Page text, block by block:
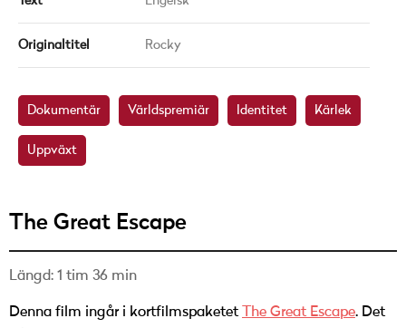
Originaltitel Rocky
Dokumentär Världspremiär Identitet Kärlek
Uppväxt
The Great Escape
Längd: 1 tim 36 min
Denna film ingår i kortfilmspaketet The Great Escape. Det